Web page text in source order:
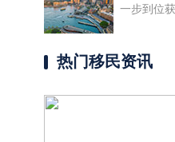
一步到位
热门移民资讯